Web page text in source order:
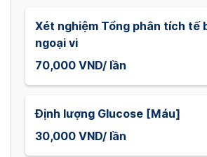
Xét nghiệm Tổng phân tích tế
ngoại vi
70,000 VND/ lần
Định lượng Glucose [Máu]
30,000 VND/ lần